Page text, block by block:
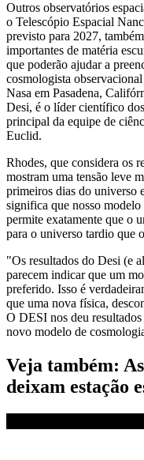
Outros observatórios
o Telescópio Espacial
previsto para 2027,
importantes de matéria
que poderão ajudar a
cosmologista
Nasa em Pasadena,
Desi, é o líder científico
principal da equipe de
Euclid.
Rhodes, que considera os
mostram uma tensão leve
primeiros dias do universo
significa que nosso modelo
permite exatamente que o
para o universo tardio que
"Os resultados do Desi (e
parecem indicar que um
preferido. Isso é
que uma nova física,
O DESI nos deu
novo modelo de
Veja também:
deixam estação